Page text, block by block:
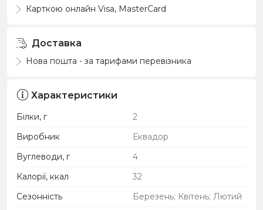
Карткою онлайн Visa, MasterCard
Доставка
Нова пошта - за тарифами перевізника
Характеристики
Білки, г
2
Виробник
Еквадор
Вуглеводи, г
4
Калорії, ккал
32
Сезонність
Березень; Квітень; Лютий